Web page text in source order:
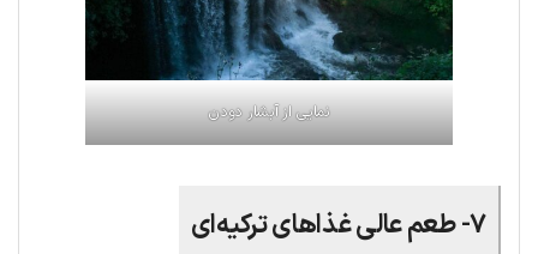
نمایی از آبشار دودن
۷- طعم عالی غذاهای ترکیه‌ای